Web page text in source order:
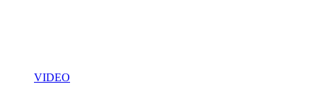
VIDEO